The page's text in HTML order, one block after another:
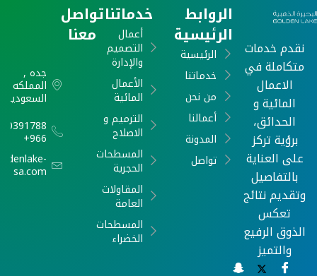
نقدم خدمات
متكاملة في
الاعمال
المائية و
الحدائق،
برؤية تركز
على العناية
بالتفاصيل
وتقديم نتائج
تعكس
الذوق الرفيع
والتميز
الروابط
الرئيسية
الرئيسية
خدماتنا
من نحن
أعمالنا
المدونة
تواصل
خدماتنا
أعمال
التصميم
والإدارة
الأعمال
المائية
الترميم و
الاصلاح
المسطحات
الحجرية
المقاولات
العامة
المسطحات
الخضراء
تواصل
معنا
جده ,
المملكه
السعودية
966+
sa.com